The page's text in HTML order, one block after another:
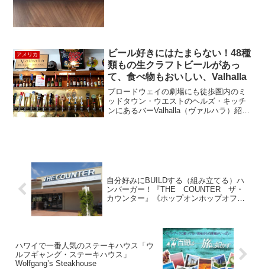
アメリカ
ビール好きにはたまらない！48種
類もの生クラフトビールがあっ
て、食べ物もおいしい、Valhalla
ブロードウェイの劇場にも徒歩圏内のミ
ッドタウン・ウエストのヘルズ・キッチ
ンにあるバーValhalla（ヴァルハラ）紹介
自分好みにBUILDする（組み立てる）ハ
ンバーガー！『THE COUNTER ザ・
カウンター』《ホップオンホップオフ観
ハワイで一番人気のステーキハウス「ウ
ルフギャング・ステーキハウス」
Wolfgang’s Steakhouse